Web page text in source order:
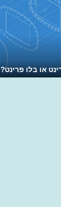
או בלו פרינט?